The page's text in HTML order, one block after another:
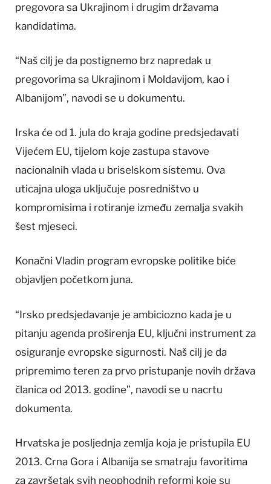
pregovora sa Ukrajinom i drugim državama
kandidatima.
“Naš cilj je da postignemo brz napredak u
pregovorima sa Ukrajinom i Moldavijom, kao i
Albanijom”, navodi se u dokumentu.
Irska će od 1. jula do kraja godine predsjedavati
Vijećem EU, tijelom koje zastupa stavove
nacionalnih vlada u briselskom sistemu. Ova
uticajna uloga uključuje posredništvo u
kompromisima i rotiranje između zemalja svakih
šest mjeseci.
Konačni Vladin program evropske politike biće
objavljen početkom juna.
“Irsko predsjedavanje je ambiciozno kada je u
pitanju agenda proširenja EU, ključni instrument za
osiguranje evropske sigurnosti. Naš cilj je da
pripremimo teren za prvo pristupanje novih država
članica od 2013. godine”, navodi se u nacrtu
dokumenta.
Hrvatska je posljednja zemlja koja je pristupila EU
2013. Crna Gora i Albanija se smatraju favoritima
za završetak svih neophodnih reformi koje su